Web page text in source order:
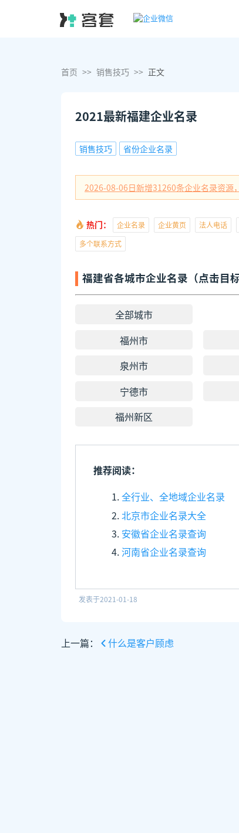
首页 >> 销售技巧 >> 正文
2021最新福建企业名录
销售技巧 省份企业名录
2026-08-06日新增31260条企业名录资源
热门： 企业名录 企业黄页 法人电话
多个联系方式
福建省各城市企业名录（点击目
全部城市
福州市
泉州市
宁德市
福州新区
推荐阅读：
全行业、全地域企业名录
北京市企业名录大全
安徽省企业名录查询
河南省企业名录查询
发表于2021-01-18
上一篇： 什么是客户顾虑